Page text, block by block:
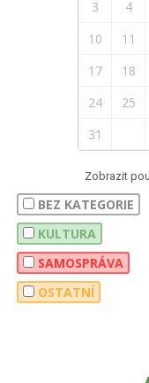
3 4
10
11
17
18
24
25
31
Zobrazit
BEZ KATEGORIE
KULTURA
SAMOSPRÁVA
OSTATNÍ